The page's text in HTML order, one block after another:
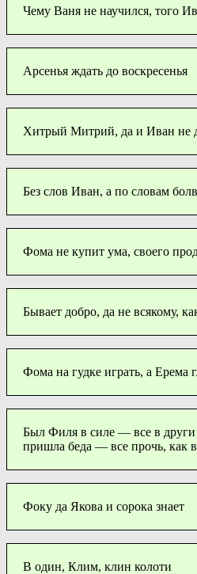
Чему Ваня не научился, того
Арсенья ждать до воскресенья
Хитрый Митрий, да и Иван не
Без слов Иван, а по словам
Фома не купит ума, своего
Бывает добро, да не всякому,
Фома на гудке играть, а Ерема
Был Филя в силе — все в други
пришла беда — все прочь, как
Фоку да Якова и сорока знает
В один, Клим, клин колоти